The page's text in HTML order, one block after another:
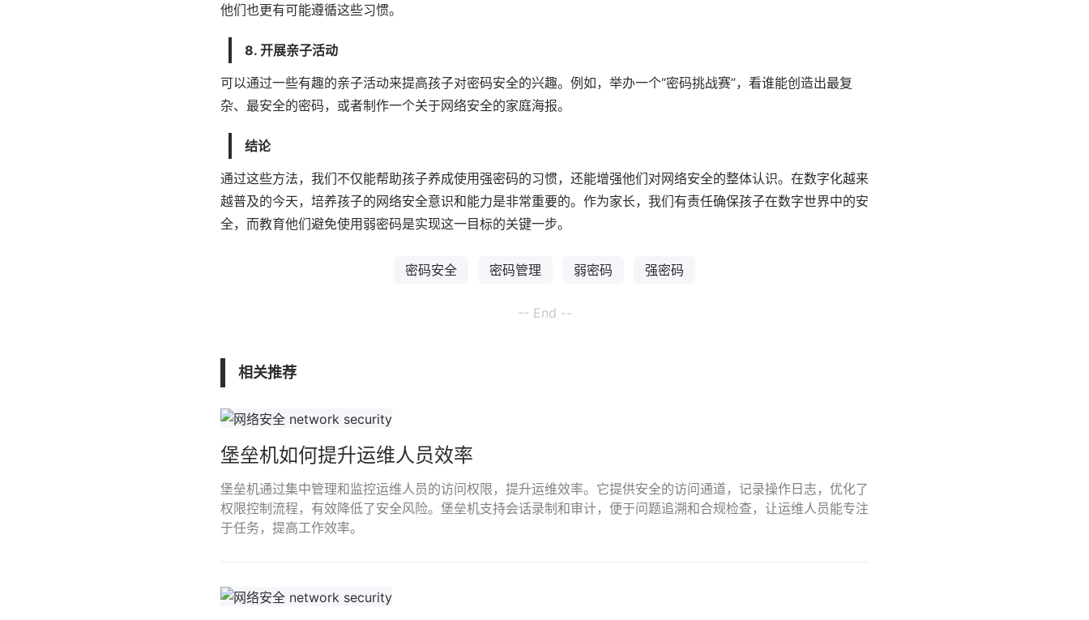
他们也更有可能遵循这些习惯。
8. 开展亲子活动
可以通过一些有趣的亲子活动来提高孩子对密码安全的兴趣。例如，举办一个“密码挑战赛”，看谁能创造出最复
杂、最安全的密码，或者制作一个关于网络安全的家庭海报。
结论
通过这些方法，我们不仅能帮助孩子养成使用强密码的习惯，还能增强他们对网络安全的整体认识。在数字化越来
越普及的今天，培养孩子的网络安全意识和能力是非常重要的。作为家长，我们有责任确保孩子在数字世界中的安
全，而教育他们避免使用弱密码是实现这一目标的关键一步。
密码安全 密码管理 弱密码 强密码
-- End --
相关推荐
堡垒机如何提升运维人员效率
堡垒机通过集中管理和监控运维人员的访问权限，提升运维效率。它提供安全的访问通道，记录操作日志，优化了
权限控制流程，有效降低了安全风险。堡垒机支持会话录制和审计，便于问题追溯和合规检查，让运维人员能专注
于任务，提高工作效率。